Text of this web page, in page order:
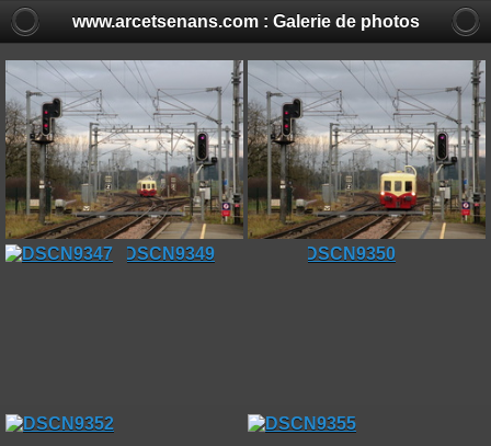
www.arcetsenans.com : Galerie de photos